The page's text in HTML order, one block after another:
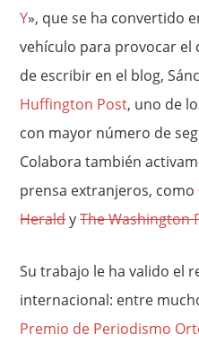
Y», que se ha convertido
vehículo para provocar el
de escribir en el blog,
Huffington Post, uno de
con mayor número de
Colabora también
prensa extranjeros, como
HeraldyThe Washington
Su trabajo le ha valido el
internacional: entre
Premio de Periodismo